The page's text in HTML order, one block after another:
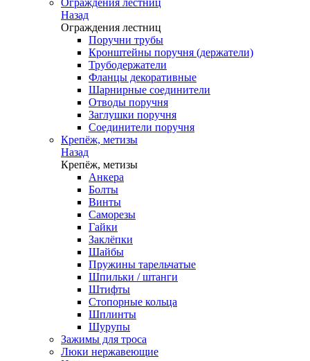
Ограждения лестниц
Назад
Ограждения лестниц
Поручни трубы
Кронштейны поручня (держатели)
Трубодержатели
Фланцы декоративные
Шарнирные соединители
Отводы поручня
Заглушки поручня
Соединители поручня
Крепёж, метизы
Назад
Крепёж, метизы
Анкера
Болты
Винты
Саморезы
Гайки
Заклёпки
Шайбы
Пружины тарельчатые
Шпильки / штанги
Штифты
Стопорные кольца
Шплинты
Шурупы
Зажимы для троса
Люки нержавеющие